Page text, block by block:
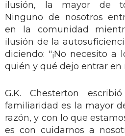
ilusión, la mayor de
Ninguno de nosotros
en la comunidad
ilusión de la
diciendo: "¡No necesito a
quién y qué dejo entrar en
G.K. Chesterton
familiaridad es la mayor
razón, y con lo que
es con cuidarnos a